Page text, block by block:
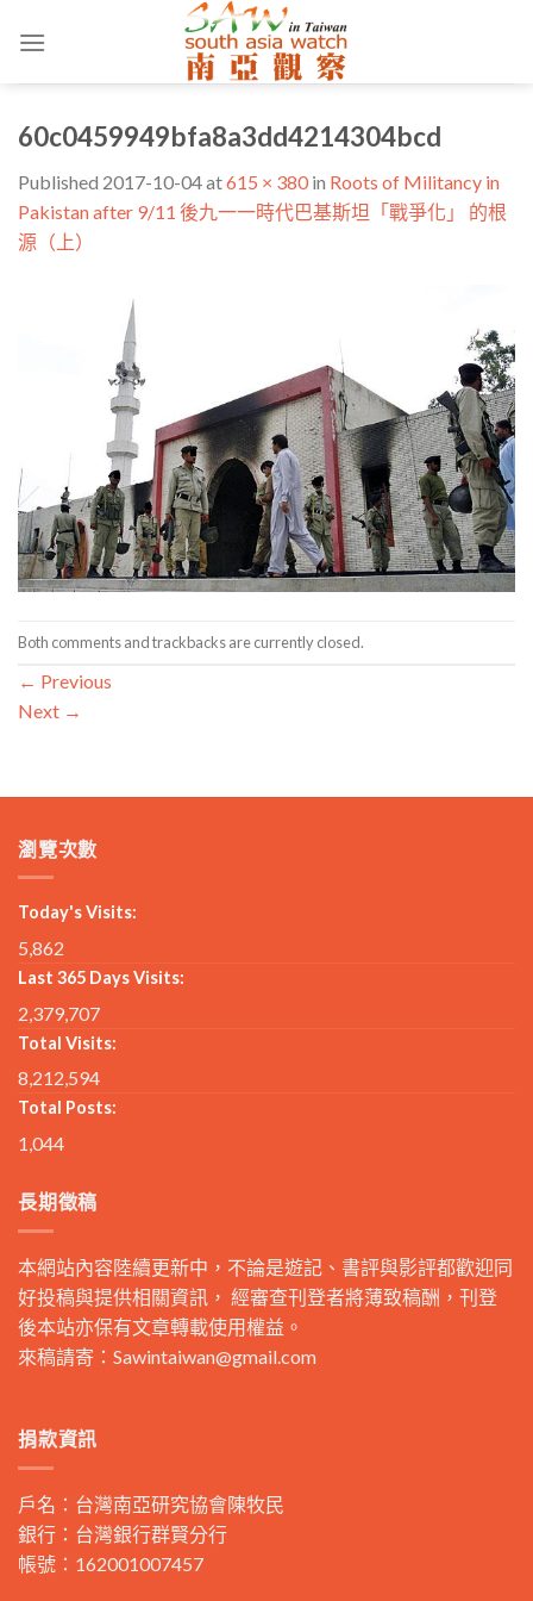
60c0459949bfa8a3dd4214304bcd
Published 2017-10-04at615 × 380 in Roots of Militancy in
Pakistan after 9/11 後九一一時代巴基斯坦「戰爭化」 的根
源（上）
Both comments and trackbacks are currently closed.
← Previous
Next →
瀏覽次數
Today's Visits:
5,862
Last 365 Days Visits:
2,379,707
Total Visits:
8,212,594
Total Posts:
1,044
長期徵稿
本網站內容陸續更新中，不論是遊記、書評與影評都歡迎同
好投稿與提供相關資訊， 經審查刊登者將薄致稿酬，刊登
後本站亦保有文章轉載使用權益。
來稿請寄： Sawintaiwan@gmail.com
捐款資訊
戶名：台灣南亞研究協會陳牧民
銀行：台灣銀行群賢分行
帳號：162001007457